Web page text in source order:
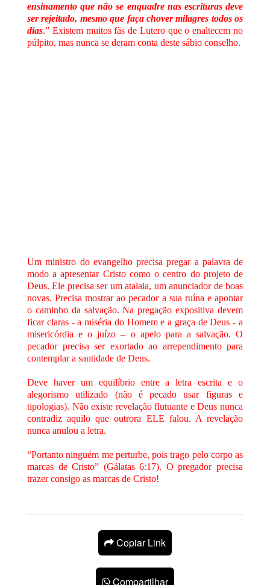
ensinamento que não se enquadre nas escrituras deve
ser rejeitado, mesmo que faça chover milagres todos os
dias.” Existem muitos fãs de Lutero que o enaltecem no
púlpito, mas nunca se deram conta deste sábio conselho.
Um ministro do evangelho precisa pregar a palavra de
modo a apresentar Cristo como o centro do projeto de
Deus. Ele precisa ser um atalaia, um anunciador de boas
novas. Precisa mostrar ao pecador a sua ruína e apontar
o caminho da salvação. Na pregação expositiva devem
ficar claras - a miséria do Homem e a graça de Deus - a
misericórdia e o juízo – o apelo para a salvação. O
pecador precisa ser exortado ao arrependimento para
contemplar a santidade de Deus.
Deve haver um equilíbrio entre a letra escrita e o
alegorismo utilizado (não é pecado usar figuras e
tipologias). Não existe revelação flutuante e Deus nunca
contradiz aquilo que outrora ELE falou. A revelação
nunca anulou a letra.
“Portanto ninguém me perturbe, pois trago pelo corpo as
marcas de Cristo” (Gálatas 6:17). O pregador precisa
trazer consigo as marcas de Cristo!
Copiar Link
Compartilhar